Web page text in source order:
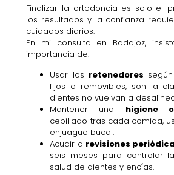
Finalizar la ortodoncia es solo el
los resultados y la confianza
cuidados diarios.
En mi consulta en Badajoz,
importancia de:
Usar los retenedores
fijos o removibles, son la
dientes no vuelvan a
Mantener una higiene
cepillado tras cada comida,
enjuague bucal.
Acudir a revisiones
seis meses para controlar
salud de dientes y encías.